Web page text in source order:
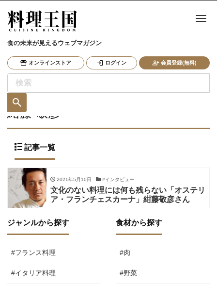
食の未来が見えるウェブマガジン
オンラインストア ログイン 会員登録(無料)
ナ
紺藤 敬彦
記事一覧
2021年5月10日 #インタビュー
文化のない料理には何も残らない「オステリ
ア・フランチェスカーナ」紺藤敬彦さん
ジャンルから探す
#フランス料理
#イタリア料理
食材から探す
#肉
#野菜